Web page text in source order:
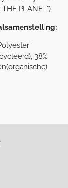
THE PLANET")
38%